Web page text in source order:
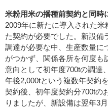
米粉用米の播種前契約と同時
2009年に新たに導入された
た契約が必要でした。新設備
調達が必要な中、生産数量に
がつかず、関係各所を何度も
意向として初年度700tの調達
年後2,000tという複数年契約
契約後、初年度契約分700tの
りましたが、新設備は翌年3